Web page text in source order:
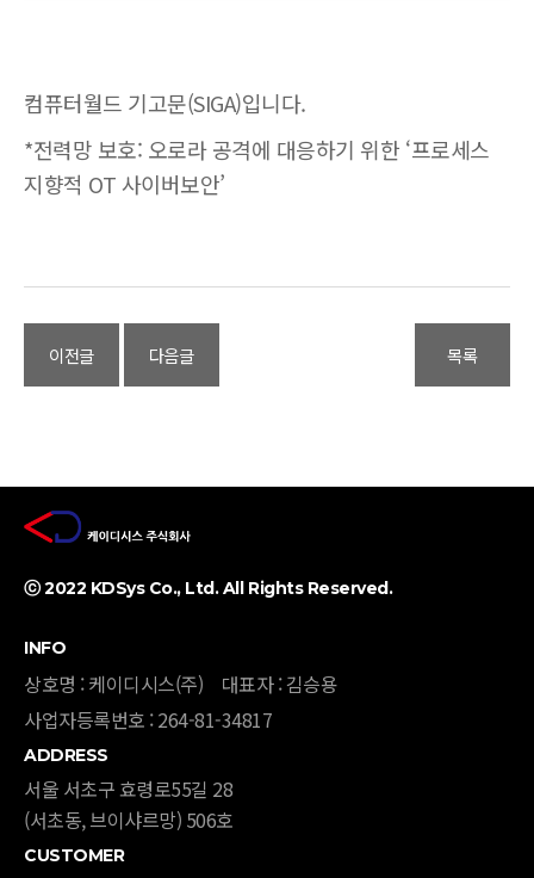
업
컴퓨터월드 기고문(SIGA)입니다.
*전력망 보호: 오로라 공격에 대응하기 위한 ‘프로세스
지향적 OT 사이버보안’
이전글 다음글 목록
ⓒ 2022 KDSys Co., Ltd. All Rights Reserved. ​
INFO
상호명 : 케이디시스(주)
대표자 : 김승용
사업자등록번호 : 264-81-34817
ADDRESS
서울 서초구 효령로55길 28
(서초동, 브이샤르망) 506호​​
CUSTOMER